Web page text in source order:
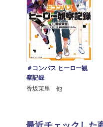
＃コンパス ヒーロー観
察記録
香坂茉里 他